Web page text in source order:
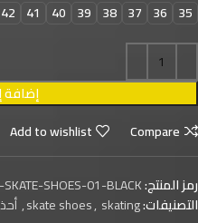
35
36
37
38
39
40
41
42
إضافة
Compare
Add to wishlist
رمز المنتج:SHOES-01-BLACK
التصنيفات:
skate shoes, skating
,